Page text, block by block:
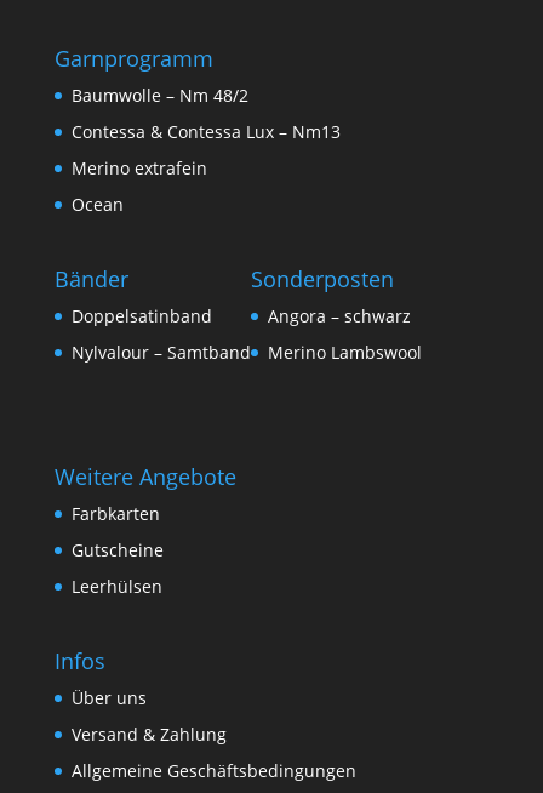
Garnprogramm
Baumwolle – Nm 48/2
Contessa & Contessa Lux – Nm13
Merino extrafein
Ocean
Bänder
Doppelsatinband
Nylvalour – Samtband
Sonderposten
Angora – schwarz
Merino Lambswool
Weitere Angebote
Farbkarten
Gutscheine
Leerhülsen
Infos
Über uns
Versand & Zahlung
Allgemeine Geschäftsbedingungen